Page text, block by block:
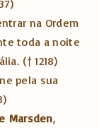
na Ordem
toda a noite
(† 1218)
pela sua
Marsden,